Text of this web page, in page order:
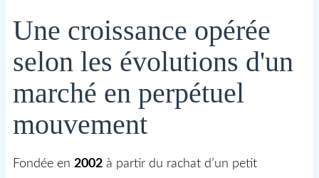
Une croissance opérée
selon les évolutions d'un
marché en perpétuel
mouvement
Fondée en 2002 à partir du rachat d’un petit